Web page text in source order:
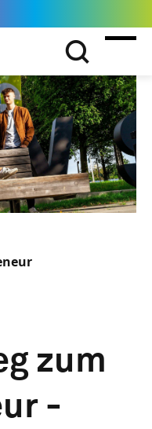
zum
-